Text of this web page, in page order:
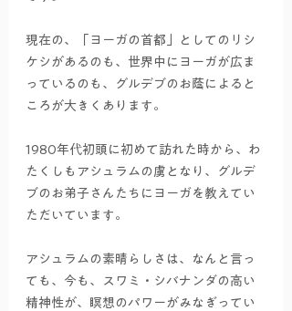
現在の、「ヨーガの首都」としてのリシ
ケシがあるのも、世界中にヨーガが広ま
っているのも、グルデブのお蔭によると
ころが大きくあります。
1980年代初頭に初めて訪れた時から、わ
たくしもアシュラムの虜となり、グルデ
ブのお弟子さんたちにヨーガを教えてい
ただいています。
アシュラムの素晴らしさは、なんと言っ
ても、今も、スワミ・シバナンダの高い
精神性が、瞑想のパワーがみなぎってい